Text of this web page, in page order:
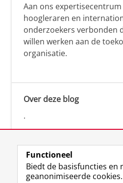
Aan ons
hoogleraren en
onderzoekers verbonden
willen werken aan de
organisatie.
Over deze blog
.
Functioneel
Biedt de basisfuncties en
geanonimiseerde cookies.